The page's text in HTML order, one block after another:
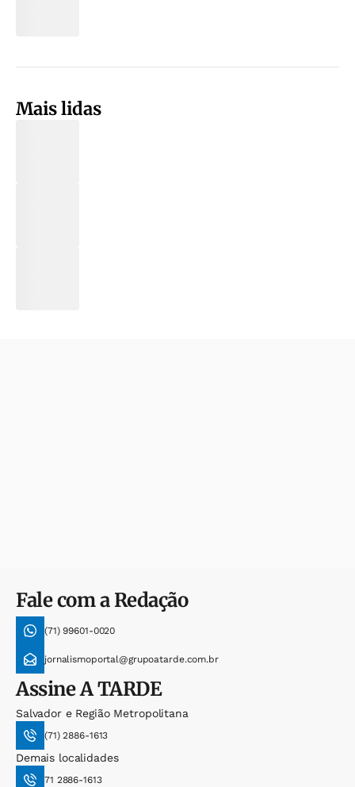
Mais lidas
Fale com a Redação
(71) 99601-0020
jornalismoportal@grupoatarde.com.br
AssineA TARDE
Salvador e Região Metropolitana
(71) 2886-1613
Demais localidades
71 2886-1613